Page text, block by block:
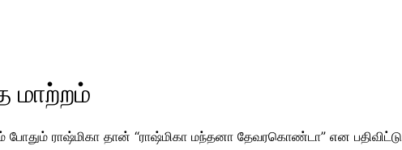
மாற்றம்
போதும் ராஷ்மிகா தான் “ராஷ்மிகா மந்தனா தேவரகொண்டா” என பதிவிட்டு